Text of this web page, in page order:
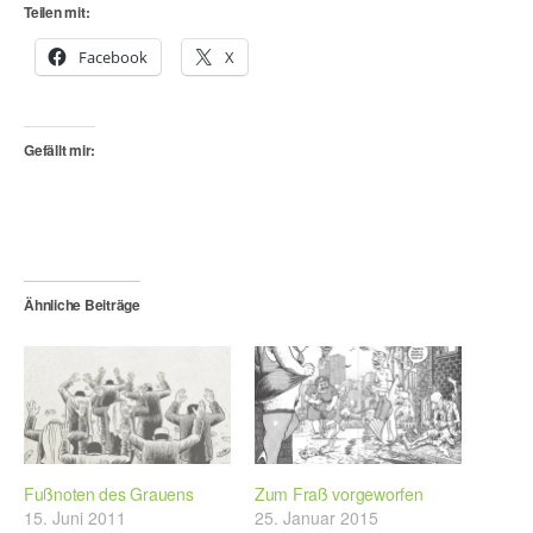
Teilen mit:
Facebook X
Gefällt mir:
Ähnliche Beiträge
Fußnoten des Grauens
15. Juni 2011
Zum Fraß vorgeworfen
25. Januar 2015